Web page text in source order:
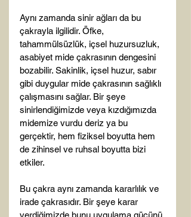
Aynı zamanda sinir ağları da bu
çakrayla ilgilidir. Öfke,
tahammülsüzlük, içsel huzursuzluk,
asabiyet mide çakrasının dengesini
bozabilir. Sakinlik, içsel huzur, sabır
gibi duygular mide çakrasının sağlıklı
çalışmasını sağlar. Bir şeye
sinirlendiğimizde veya kızdığımızda
midemize vurdu deriz ya bu
gerçektir, hem fiziksel boyutta hem
de zihinsel ve ruhsal boyutta bizi
etkiler.
Bu çakra aynı zamanda kararlılık ve
irade çakrasıdır. Bir şeye karar